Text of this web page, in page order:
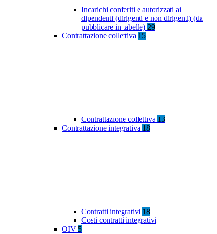
Incarichi conferiti e autorizzati ai
dipendenti (dirigenti e non dirigenti) (da
pubblicare in tabelle) 29
Contrattazione collettiva 15
Contrattazione collettiva 13
Contrattazione integrativa 18
Contratti integrativi 18
Costi contratti integrativi
OIV 5